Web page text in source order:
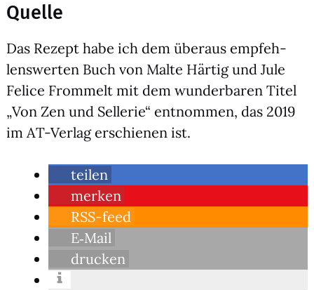
Quelle
Das Rezept habe ich dem über­aus emp­feh­
lens­wer­ten Buch von Mal­te Här­tig und Jule
Feli­ce From­melt mit dem wun­der­ba­ren Titel
„Von Zen und Sel­le­rie“ ent­nom­men, das 2019
im AT-Ver­lag erschie­nen ist.
tei­len
mer­ken
RSS-feed
E‑Mail
dru­cken